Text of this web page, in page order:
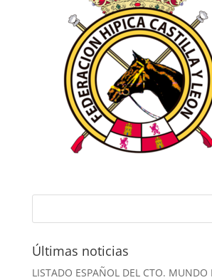
Últimas noticias
LISTADO ESPAÑOL DEL CTO. MUNDO